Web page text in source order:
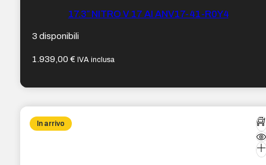
17.3″ NITRO V 17 AI ANV17-41-R0Y4
3 disponibili
1.939,00€ IVA inclusa
In arrivo